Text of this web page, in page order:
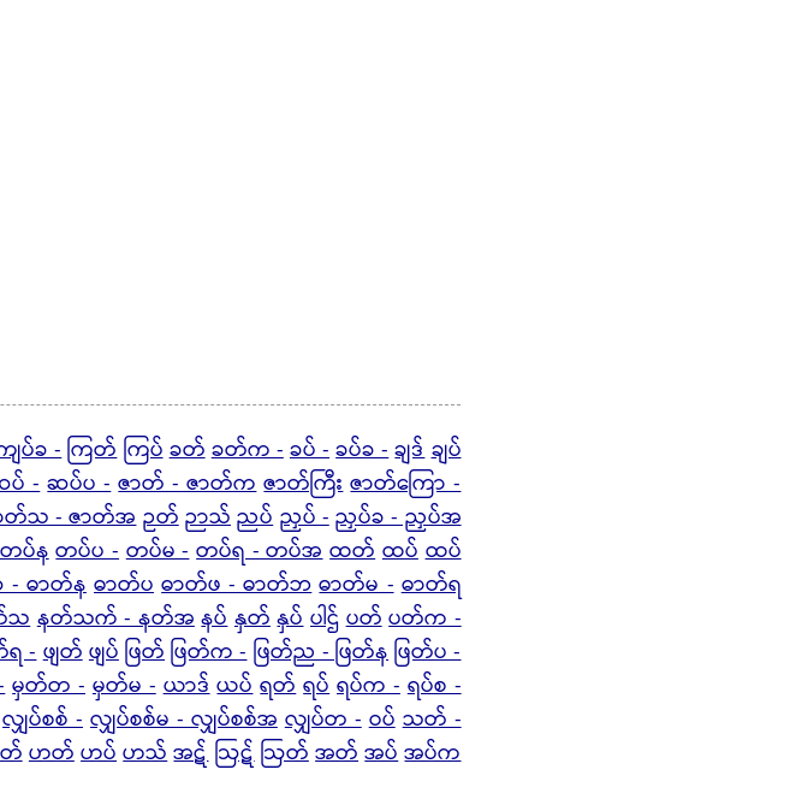
ျပ်ခ -ကြတ်ကြပ်ခတ်ခတ်က -ခပ် -ခပ်ခ -ချဒ်ချပ်
- ဆပ်ပ - ဇာတ် - ဇာတ်က ဇာတ်ကြီး ဇာတ်ကြော -
တ်သ - ဇာတ်အဉတ်ဉာသ်ညပ် ညှပ် -ညှပ်ခ - ညှပ်အ
ပ်န တပ်ပ - တပ်မ - တပ်ရ - တပ်အ ထတ် ထပ် ထပ်
ဓာတ်န ဓာတ်ပ ဓာတ်ဖ - ဓာတ်ဘ ဓာတ်မ - ဓာတ်ရ
သနတ်သက် - နတ်အနပ် နှတ်နှပ်ပါဌ်ပတ်ပတ်က -
-ဖျတ်ဖျပ်ဖြတ်ဖြတ်က -ဖြတ်ည - ဖြတ်နဖြတ်ပ -
မှတ်တ - မှတ်မ - ယာဒ် ယပ် ရတ် ရပ် ရပ်က - ရပ်စ -
လျှပ်စစ် - လျှပ်စစ်မ - လျှပ်စစ်အ လျှပ်တ - ဝပ် သတ် -
တ်ဟတ်ဟပ်ဟသ်အဋ်ဩဋ်ဩတ်အတ်အပ်အပ်က